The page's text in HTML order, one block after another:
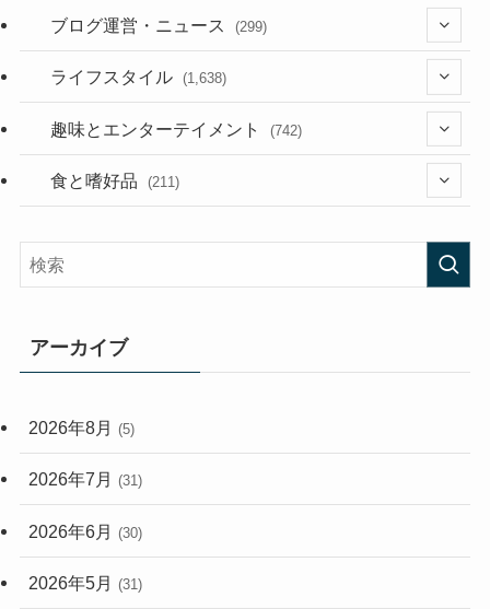
(36)
(187)
ブログ運営・ニュース (299)
(118)
(181)
ライフスタイル (1,638)
(394)
(282)
(33)
(248)
趣味とエンターテイメント (742)
(56)
食と嗜好品 (211)
アーカイブ
2026年8月 (5)
2026年7月 (31)
2026年6月 (30)
2026年5月 (31)